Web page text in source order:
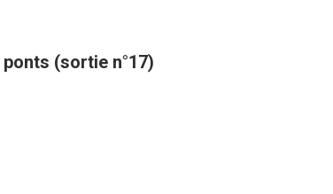
(sortie n°17)